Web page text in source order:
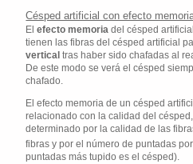
Césped artificial con efecto
Elefecto memoria del césped
tienen las fibras del césped artificial
vertical tras haber sido chafadas al
De este modo se verá el césped
chafado.
El efecto memoria de un césped
relacionado con la calidad del
determinado por la calidad de las
fibras y por el número de puntadas
puntadas más tupido es el césped).